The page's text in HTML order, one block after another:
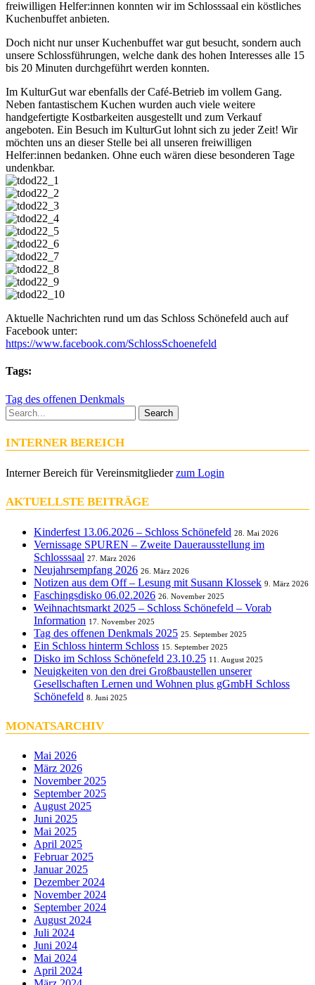
freiwilligen Helfer:innen konnten wir im Schlosssaal ein köstliches
Kuchenbuffet anbieten.
Doch nicht nur unser Kuchenbuffet war gut besucht, sondern auch
unsere Schlossführungen, welche dank des hohen Interesses alle 15
bis 20 Minuten durchgeführt werden konnten.
Im KulturGut war ebenfalls der Café-Betrieb im vollem Gang.
Neben fantastischem Kuchen wurden auch viele weitere
handgefertigte Kostbarkeiten ausgestellt und zum Verkauf
angeboten. Ein Besuch im KulturGut lohnt sich zu jeder Zeit! Wir
möchten uns an dieser Stelle bei all unseren freiwilligen
Helfer:innen bedanken. Ohne euch wären diese besonderen Tage
undenkbar.
Aktuelle Nachrichten rund um das Schloss Schönefeld auch auf
Facebook unter:
https://www.facebook.com/SchlossSchoenefeld
Tags:
Tag des offenen Denkmals
Search
INTERNER BEREICH
Interner Bereich für Vereinsmitgliederzum Login
AKTUELLSTE BEITRÄGE
Kinderfest 13.06.2026 – Schloss Schönefeld 28. Mai 2026
Vernissage SPUREN – Zweite Dauerausstellung im
Schlosssaal 27. März 2026
Neujahrsempfang 2026 26. März 2026
Notizen aus dem Off – Lesung mit Susann Klossek 9. März 2026
Faschingsdisko 06.02.2026 26. November 2025
Weihnachtsmarkt 2025 – Schloss Schönefeld – Vorab
Information 17. November 2025
Tag des offenen Denkmals 2025 25. September 2025
Ein Schloss hinterm Schloss 15. September 2025
Disko im Schloss Schönefeld 23.10.25 11. August 2025
Neuigkeiten von den drei Großbaustellen unserer
Gesellschaften Lernen und Wohnen plus gGmbH Schloss
Schönefeld 8. Juni 2025
MONATSARCHIV
Mai 2026
März 2026
November 2025
September 2025
August 2025
Juni 2025
Mai 2025
April 2025
Februar 2025
Januar 2025
Dezember 2024
November 2024
September 2024
August 2024
Juli 2024
Juni 2024
Mai 2024
April 2024